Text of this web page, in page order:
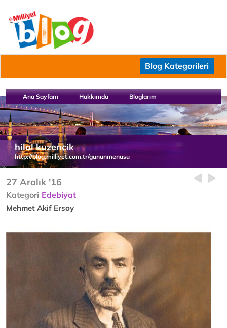
Blog Kategorileri
Ana Sayfam Hakkımda Bloglarım
hilal kuzencik
http://blog.milliyet.com.tr/gununmenusu
27 Aralık '16
Kategori Edebiyat
Mehmet Akif Ersoy